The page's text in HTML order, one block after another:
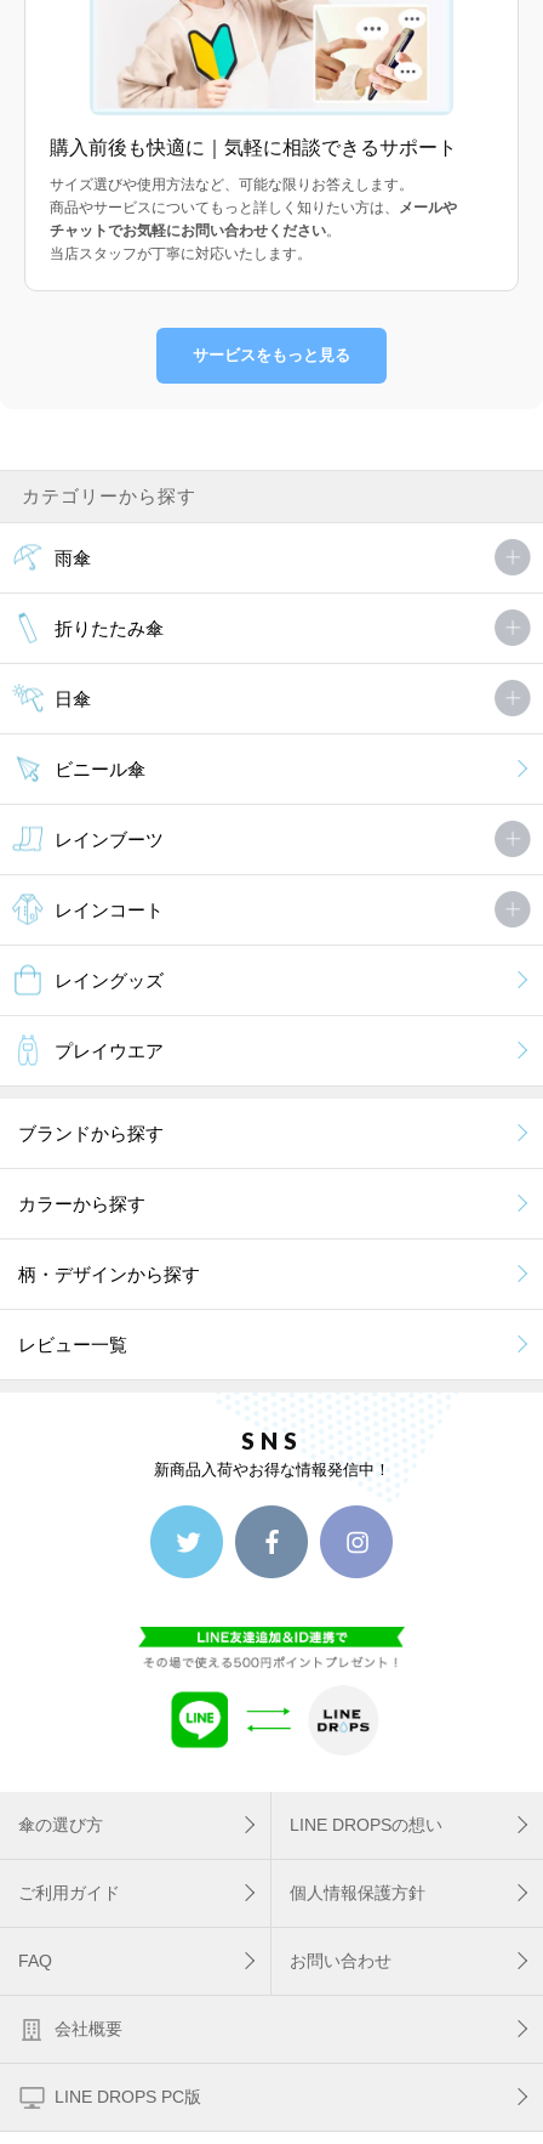
購入前後も快適に｜気軽に相談できるサポート
サイズ選びや使用方法など、可能な限りお答えします。
商品やサービスについてもっと詳しく知りたい方は、 メールや
チャットでお気軽にお問い合わせください。
当店スタッフが丁寧に対応いたします。
サービスをもっと見る
カテゴリーから探す
雨傘
折りたたみ傘
日傘
ビニール傘
レインブーツ
レインコート
レイングッズ
プレイウエア
ブランドから探す
カラーから探す
柄・デザインから探す
レビュー一覧
SNS
新商品入荷やお得な情報発信中！
傘の選び方 LINE DROPSの想い
ご利用ガイド 個人情報保護方針
FAQ お問い合わせ
会社概要
LINE DROPS PC版